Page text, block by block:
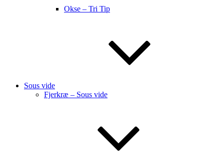
Okse – Tri Tip
Sous vide
Fjerkræ – Sous vide